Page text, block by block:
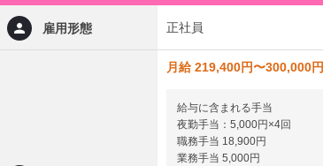
雇用形態 正社員
月給 219,400円〜300,000円
給与に含まれる手当
夜勤手当：5,000円×4回
職務手当 18,900円
業務手当 5,000円